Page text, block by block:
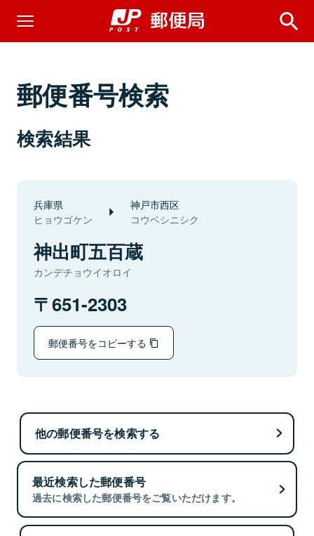
郵便番号検索
検索結果
兵庫県
ヒョウゴケン
神戸市西区
コウベシニシク
神出町五百蔵
カンデチョウイオロイ
651-2303
郵便番号をコピーする
他の郵便番号を検索する
最近検索した郵便番号
過去に検索した郵便番号をご覧いただけます。